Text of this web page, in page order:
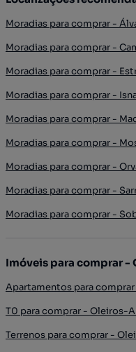
Moradias para comprar -
Moradias para comprar -
Moradias para comprar -
Moradias para comprar -
Moradias para comprar -
Moradias para comprar -
Moradias para comprar -
Moradias para comprar -
Moradias para comprar -
Imóveis para comprar -
Apartamentos para
T0 para comprar - Oleiros-
Terrenos para comprar -